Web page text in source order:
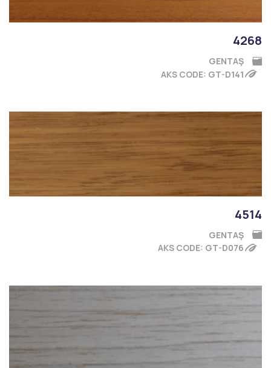
4268
GENTAŞ
AKS CODE: GT-D141
4514
GENTAŞ
AKS CODE: GT-D076